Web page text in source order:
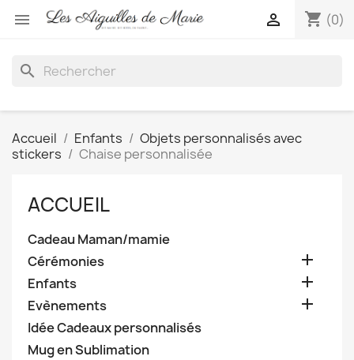
 shopping_cart (0)

search
Accueil Enfants
Objets personnalisés avec
stickers
Chaise personnalisée
ACCUEIL
Cadeau Maman/mamie
Cérémonies

Enfants 
Evènements 
Idée Cadeaux personnalisés
Mug en Sublimation